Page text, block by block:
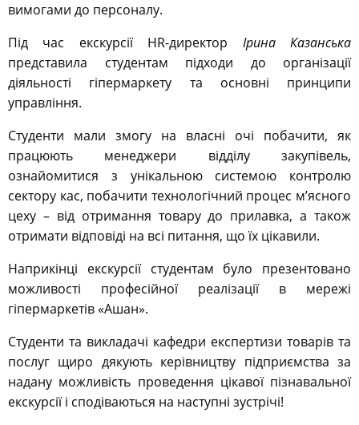
вимогами до персоналу.
Під час екскурсії HR-директор Iрина Казанська
представила студентам підходи до організації
діяльності гіпермаркету та основні принципи
управління.
Студенти мали змогу на власні очі побачити, як
працюють менеджери відділу закупівель,
ознайомитися з унікальною системою контролю
сектору кас, побачити технологічний процес м’ясного
цеху – від отримання товару до прилавка, а також
отримати відповіді на всі питання, що їх цікавили.
Наприкінці екскурсії студентам було презентовано
можливості професійної реалізації в мережі
гіпермаркетів «Ашан».
Студенти та викладачі кафедри експертизи товарiв та
послуг щиро дякують керівництву підприємства за
надану можливість проведення цікавої пізнавальної
екскурсії і сподіваються на наступні зустрічі!